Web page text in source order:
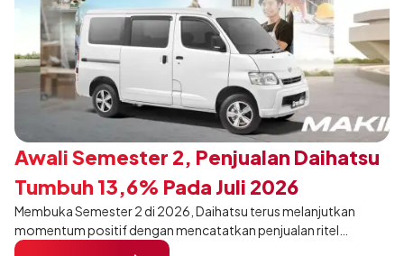
Awali Semester 2, Penjualan Daihatsu
Tumbuh 13,6% Pada Juli 2026
Membuka Semester 2 di 2026, Daihatsu terus melanjutkan
momentum positif dengan mencatatkan penjualan ritel
sebanyak 12.750 unit pada Juli 2026. Capaian tersebut tumbuh